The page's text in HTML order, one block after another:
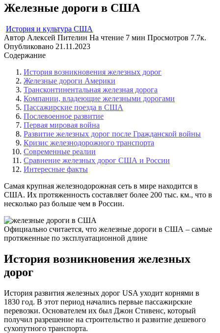
Железные дороги в США
История и культура США
Автор Алексей Пителин На чтение 7 мин Просмотров 7.7к.
Опубликовано 21.11.2023
Содержание
История возникновения железных дорог
Железные дороги Америки
Трансконтинентальная железная дорога
Компании, владеющие железными дорогами
Пассажирские поезда в США
Послевоенное развитие
Первая мировая война
Развитие железных дорог после Гражданской войны
Кризис железнодорожного транспорта
Современные реалии
Сравнение железных дорог США и России
Интересные факты
Самая крупная железнодорожная сеть в мире находится в
США. Их протяженность составляет более 200 тыс. км., что в
несколько раз больше чем в России.
Официально считается, что железные дороги в США – самые
протяженные по эксплуатационной длине
История возникновения железных
дорог
История развития железных дорог USA уходит корнями в
1830 год. В этот период начались первые пассажирские
перевозки. Основателем их был Джон Стивенс, который
получил разрешение на строительство и развитие дешевого
сухопутного транспорта.